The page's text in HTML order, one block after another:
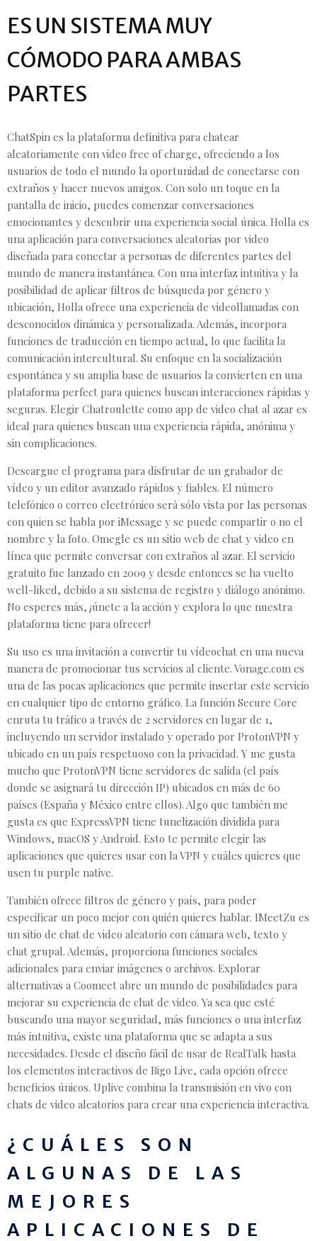
ES UN SISTEMA MUY
CÓMODO PARA AMBAS
PARTES
ChatSpin es la plataforma definitiva para chatear
aleatoriamente con video free of charge, ofreciendo a los
usuarios de todo el mundo la oportunidad de conectarse con
extraños y hacer nuevos amigos. Con solo un toque en la
pantalla de inicio, puedes comenzar conversaciones
emocionantes y descubrir una experiencia social única. Holla es
una aplicación para conversaciones aleatorias por video
diseñada para conectar a personas de diferentes partes del
mundo de manera instantánea. Con una interfaz intuitiva y la
posibilidad de aplicar filtros de búsqueda por género y
ubicación, Holla ofrece una experiencia de videollamadas con
desconocidos dinámica y personalizada. Además, incorpora
funciones de traducción en tiempo actual, lo que facilita la
comunicación intercultural. Su enfoque en la socialización
espontánea y su amplia base de usuarios la convierten en una
plataforma perfect para quienes buscan interacciones rápidas y
seguras. Elegir Chatroulette como app de video chat al azar es
ideal para quienes buscan una experiencia rápida, anónima y
sin complicaciones.
Descargue el programa para disfrutar de un grabador de
vídeo y un editor avanzado rápidos y fiables. El número
telefónico o correo electrónico será sólo vista por las personas
con quien se habla por iMessage y se puede compartir o no el
nombre y la foto. Omegle es un sitio web de chat y video en
línea que permite conversar con extraños al azar. El servicio
gratuito fue lanzado en 2009 y desde entonces se ha vuelto
well-liked, debido a su sistema de registro y diálogo anónimo.
No esperes más, ¡únete a la acción y explora lo que nuestra
plataforma tiene para ofrecer!
Su uso es una invitación a convertir tu vídeochat en una nueva
manera de promocionar tus servicios al cliente. Vonage.com es
una de las pocas aplicaciones que permite insertar este servicio
en cualquier tipo de entorno gráfico. La función Secure Core
enruta tu tráfico a través de 2 servidores en lugar de 1,
incluyendo un servidor instalado y operado por ProtonVPN y
ubicado en un país respetuoso con la privacidad. Y me gusta
mucho que ProtonVPN tiene servidores de salida (el país
donde se asignará tu dirección IP) ubicados en más de 60
países (España y México entre ellos). Algo que también me
gusta es que ExpressVPN tiene tunelización dividida para
Windows, macOS y Android. Esto te permite elegir las
aplicaciones que quieres usar con la VPN y cuáles quieres que
usen tu purple native.
También ofrece filtros de género y país, para poder
especificar un poco mejor con quién quieres hablar. IMeetZu es
un sitio de chat de video aleatorio con cámara web, texto y
chat grupal. Además, proporciona funciones sociales
adicionales para enviar imágenes o archivos. Explorar
alternativas a Coomeet abre un mundo de posibilidades para
mejorar su experiencia de chat de video. Ya sea que esté
buscando una mayor seguridad, más funciones o una interfaz
más intuitiva, existe una plataforma que se adapta a sus
necesidades. Desde el diseño fácil de usar de RealTalk hasta
los elementos interactivos de Bigo Live, cada opción ofrece
beneficios únicos. Uplive combina la transmisión en vivo con
chats de video aleatorios para crear una experiencia interactiva.
¿CUÁLES SON
ALGUNAS DE LAS
MEJORES
APLICACIONES DE